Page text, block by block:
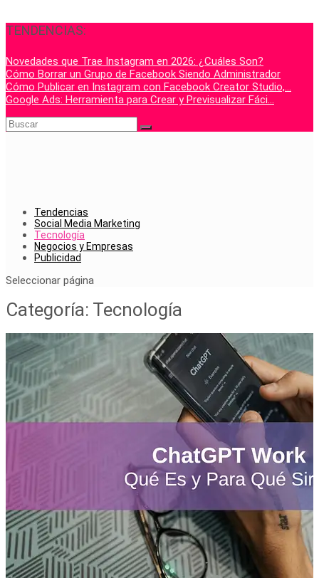
TENDENCIAS:
Novedades que Trae Instagram en 2026: ¿Cuáles Son?
Cómo Borrar un Grupo de Facebook Siendo Administrador
Cómo Publicar en Instagram con Facebook Creator Studio,...
Google Ads: Herramienta para Crear y Previsualizar Fáci...
Tendencias
Social Media Marketing
Tecnología
Negocios y Empresas
Publicidad
Seleccionar página
Categoría: Tecnología